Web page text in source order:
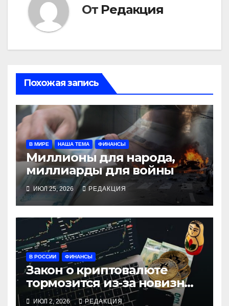
От Редакция
Похожая запись
В МИРЕ НАША ТЕМА ФИНАНСЫ
Миллионы для народа,
миллиарды для войны
ИЮЛ 25, 2026 РЕДАКЦИЯ
В РОССИИ ФИНАНСЫ
Закон о криптовалюте
тормозится из-за новизны
и сложности
ИЮЛ 2, 2026 РЕДАКЦИЯ